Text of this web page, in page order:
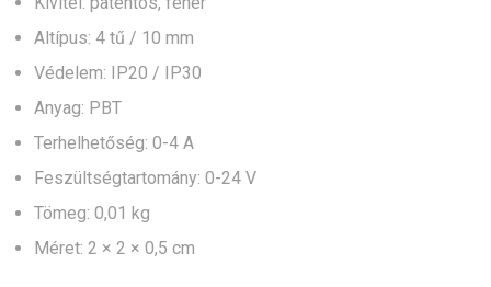
Altípus: 4 tű / 10 mm
Védelem: IP20 / IP30
Anyag: PBT
Terhelhetőség: 0-4 A
Feszültségtartomány: 0-24 V
Tömeg: 0,01 kg
Méret: 2 × 2 × 0,5 cm